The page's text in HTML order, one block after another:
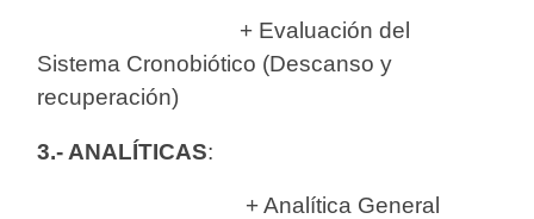
+ Evaluación del
Sistema Cronobiótico (Descanso y
recuperación)
3.- ANALÍTICAS:
+ Analítica General